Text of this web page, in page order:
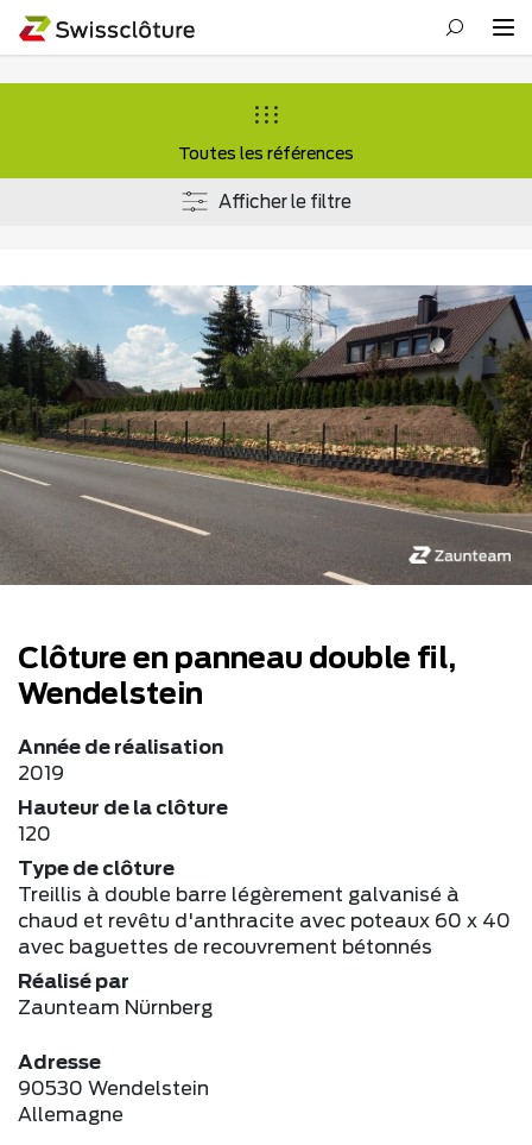
Toutes les références
Afficher le filtre
Clôture en panneau double fil,
Wendelstein
Année de réalisation
2019
Hauteur de la clôture
120
Type de clôture
Treillis à double barre légèrement galvanisé à
chaud et revêtu d'anthracite avec poteaux 60 x 40
avec baguettes de recouvrement bétonnés
Réalisé par
Zaunteam Nürnberg
Adresse
90530 Wendelstein
Allemagne